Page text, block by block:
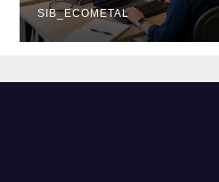
платформе 1С
SIB_ECOMETAL